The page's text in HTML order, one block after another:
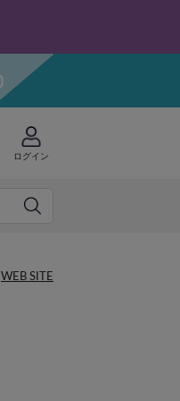
ログイン
WEB SITE